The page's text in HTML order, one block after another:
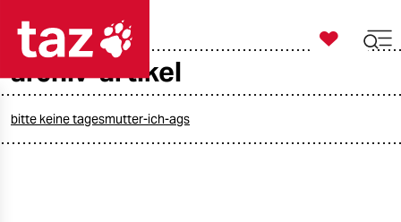
taz zahl ich

taz zahl ich
archiv-artikel
bitte keine tagesmutter-ich-ags